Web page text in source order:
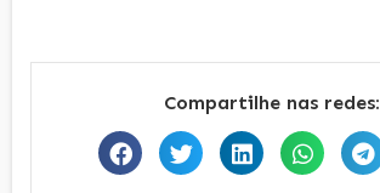
Compartilhe nas redes: